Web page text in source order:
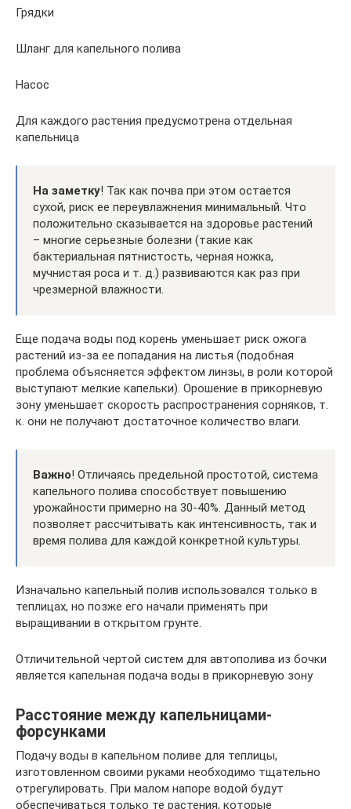
Грядки
Шланг для капельного полива
Насос
Для каждого растения предусмотрена отдельная
капельница
На заметку! Так как почва при этом остается
сухой, риск ее переувлажнения минимальный. Что
положительно сказывается на здоровье растений
– многие серьезные болезни (такие как
бактериальная пятнистость, черная ножка,
мучнистая роса и т. д.) развиваются как раз при
чрезмерной влажности.
Еще подача воды под корень уменьшает риск ожога
растений из-за ее попадания на листья (подобная
проблема объясняется эффектом линзы, в роли которой
выступают мелкие капельки). Орошение в прикорневую
зону уменьшает скорость распространения сорняков, т.
к. они не получают достаточное количество влаги.
Важно! Отличаясь предельной простотой, система
капельного полива способствует повышению
урожайности примерно на 30-40%. Данный метод
позволяет рассчитывать как интенсивность, так и
время полива для каждой конкретной культуры.
Изначально капельный полив использовался только в
теплицах, но позже его начали применять при
выращивании в открытом грунте.
Отличительной чертой систем для автополива из бочки
является капельная подача воды в прикорневую зону
Расстояние между капельницами-
форсунками
Подачу воды в капельном поливе для теплицы,
изготовленном своими руками необходимо тщательно
отрегулировать. При малом напоре водой будут
обеспечиваться только те растения, которые